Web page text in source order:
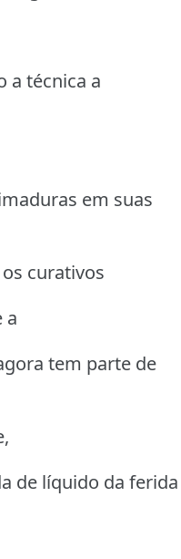
a técnica a
em suas
curativos
a
tem parte de
de líquido da ferida